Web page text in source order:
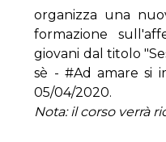
organizza una
formazione
giovani dal titolo
sè - #Ad amare si
05/04/2020.
Nota: il corso verrà